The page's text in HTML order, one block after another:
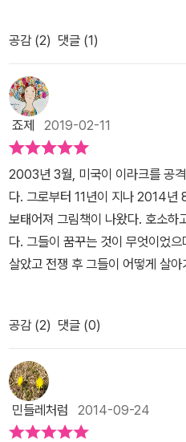
의 이라크 침공에 반대하여 현지
등을 하기 위해 2003년 1월 결성된
통해 이라크에 입국했다. 그곳에서
거나 어린이들을 돌보고, 밤에는 폭
하고 이라크 인들과 함께 전쟁을 겪
한국의 추가 파병을 막기 위한 단식
크국제전범재판 등에 참여했으며,
던 무렵엔, 2003년 인연을 맺었으
살람 아저씨와 함께 한국과 이라크
지금까지 이어 오고 있다. 10년 만에, 혹은 10년에 걸쳐서야 그곳에
서의 기억을 불러와 쓴 글에 김종
엄청난 양의 유화 물감을 들여 총
적인 크기의 캔버스를 채운 그림들
까운 색을 구현하기 위해 인쇄에 특
실제 인물을 찍은 사진을 토대로 그
간에 맞춰 열리니(합정동 사각형
을 배가하는 기회로 삼아도 좋겠다.
지 않으리라. 군인이 아이들에게 자
도 비교적 이해하기 쉽게 이야기해
사람들이 미국에 반발하여 전쟁을
한 전쟁이 없다는 걸 알고 있다고
는 것은 전쟁 뿐이라는 것이다. 열
하지만 어떻게 기다릴까? 이는 자
들이 살기 좋은 세상을 바라는 모
에 담겨진 삽화와 행사장에 걸린 그
불구하고 상당히 차이가 났다. 화
림의 질을 다 담아내지 못한 점이
책도 사고, 전시회도 한 번 가보면
유화를 많이 진열하시는 것 같으니
미군은 구원이지 않았습니까. 영
금도 그걸 신앙처럼 믿는 사람이 얼
는 법. 우리는 얼마나 비싼 도움의
를 떠올려 봅니다. 가진 게 많아서
유가 없었다면 또 어땠을까요? 영
국전쟁 때 참전했던 군인 할아버지
요. 그는 자신이 죽였던 소년병을
질 생각조차 하지 못합니다. 그토록
원의 대상이 아니라고 스스로 여기
옵니다. 누군가는 자발적으로 참여
했습니다. 어떻든간에 그들이 생각
겁니다. 그들로 하여금 총을 쏘게
지 않은 채 계산기를 두드리겠지
은 사람들 뜻대로 움직이고 있었습
뽑았고, 이 나라 군대와 경찰도 새
군대에서 결정했고, 저쪽 군대에서
바뀌고 있나 보다. 과연 세상은 바
음껏 쥐고 흔들던 독재자가 아무런
기만 하다. 당신의 붓질 하나하나
자신의 모든 것을 살라 버릴 것만
을 씩씩하게 해내며, 식당 설거지
다. 1965년 속초에서 태어났고, 「글
림을 그렸다. 두 분 모두 직업과 생
점이 우선 감동이 된다. 인터뷰에서
고 싶지 않아 목수가 되었고, 문화
다. http://www.aladin.co.kr/
x?AuthorSearch=@63071 이렇
냥 작가가 되는 것과는 조금 더 고
동화작가는 한편의 동화를 개연성
는 존재들이기 때문이다. 그 헌신
대로 전달되고 있다는 느낌이다. 책
의 삶을 보고 나는 어떤 세계에 바
과 돈을 동시에 섬길 수 없다는데,
예배하며 매일 같이 살아가는 사람
공감도, 고통도, 애원도 숫자에는
감의 고통과 번거로움을 줄여준다.
옳으냐 그르냐는 문제가 안되는 것
라는 가장 고귀한 가치가 실시간으로 위협 받
끔찍하다. 그 시간에는 정의가 없
에도 불구하고 멈추기가 쉽지 않다. 은하영웅전설에서 양 웬리가 그
랬던가? 사람들은 생명보다 더 소
고 나중에 생명보다 더 소중한 가
중에 이득을 보는 것은 소위 지배자
론 전쟁이라는 것이 오로지 물질적
니다. 시작은 그럴지 모르지만 시간
전쟁을 일으킨 자들조차 자신이 겉
착각하기 시작한다. 이렇게 되면 문제는 더
책은 미군에 의해 일어난 이라크
먼 곳에서 숫자로만 접했던 그 곳
로 설명이 가능할까. 아이러니컬하
니 이들의 삶이 언제 나아질지 의문이다. 나는 조지 부시가
라 생각한다. 그를 지지하는 세력은
인이 성전을 펼친다고 믿었다 본다.
고 그 결과는 앞뒤 잴 것 없는 이라
공감 (2) 댓글 (1)
죠제 2019-02-11
2003년 3월, 미국이 이라크를 공
다. 그로부터 11년이 지나 2014년
보태어져 그림책이 나왔다. 호소하
다. 그들이 꿈꾸는 것이 무엇이었
살았고 전쟁 후 그들이 어떻게 살
지만 어쩔 수 없이 피어오른다. 그
함, 높은 사람들의 숨은 의도가. 그
한 것이 우리가 가담한 전쟁이 아
조한 것이 아닌가 하는 생각이 들어
높은 사람들 얼굴은 여전히 심각합
알아들을 수 있게 수군거렸습니다.
공감 (2) 댓글 (0)
민들레처럼 2014-09-24